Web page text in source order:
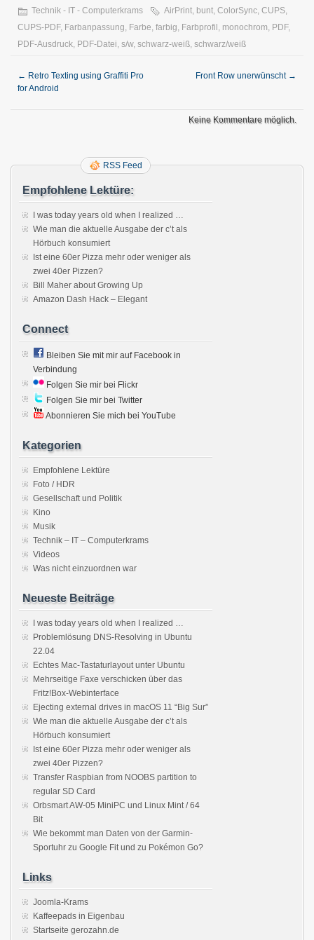
Technik - IT - Computerkrams AirPrint bunt ColorSync CUPS
CUPS-PDF, Farbanpassung Farbe farbig Farbprofil monochrom PDF,
PDF-Ausdruck PDF-Datei s/w, schwarz-weiß schwarz/weiß
← Retro Texting using Graffiti Pro
for Android
Front Row unerwünscht →
Keine Kommentare möglich.
RSS Feed
Empfohlene Lektüre:
I was today years old when I realized …
Wie man die aktuelle Ausgabe der c’t als
Hörbuch konsumiert
Ist eine 60er Pizza mehr oder weniger als
zwei 40er Pizzen?
Bill Maher about Growing Up
Amazon Dash Hack – Elegant
Connect
Bleiben Sie mit mir auf Facebook in
Verbindung
Folgen Sie mir bei Flickr
Folgen Sie mir bei Twitter
Abonnieren Sie mich bei YouTube
Kategorien
Empfohlene Lektüre
Foto / HDR
Gesellschaft und Politik
Kino
Musik
Technik – IT – Computerkrams
Videos
Was nicht einzuordnen war
Neueste Beiträge
I was today years old when I realized …
Problemlösung DNS-Resolving in Ubuntu
22.04
Echtes Mac-Tastaturlayout unter Ubuntu
Mehrseitige Faxe verschicken über das
Fritz!Box-Webinterface
Ejecting external drives in macOS 11 “Big Sur”
Wie man die aktuelle Ausgabe der c’t als
Hörbuch konsumiert
Ist eine 60er Pizza mehr oder weniger als
zwei 40er Pizzen?
Transfer Raspbian from NOOBS partition to
regular SD Card
Orbsmart AW-05 MiniPC und Linux Mint / 64
Bit
Wie bekommt man Daten von der Garmin-
Sportuhr zu Google Fit und zu Pokémon Go?
Links
Joomla-Krams
Kaffeepads in Eigenbau
Startseite gerozahn.de